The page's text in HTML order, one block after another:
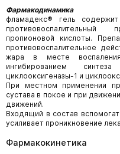
Фармакодинамика
фламадекс® гель
пропионовой кислоты.
противовоспалительное
жара в месте
ингибированием
циклооксигеназы-1 и
При местном применении
сустава в покое и при
движений.
Входящий в состав
усиливает проникновение
Фармакокинетика